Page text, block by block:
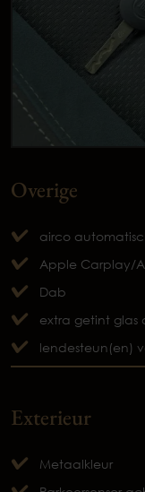
Overige
airco
Apple Carplay/
Dab
extra getint glas
lendesteun(en)
Exterieur
Metaalkleur